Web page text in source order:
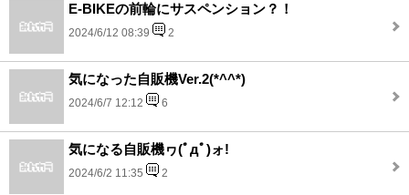
E-BIKEの前輪にサスペンション？！
2024/6/12 08:39 2
気になった自販機Ver.2(*^^*)
2024/6/7 12:12 6
気になる自販機ヮ(ﾟдﾟ)ォ!
2024/6/2 11:35 2